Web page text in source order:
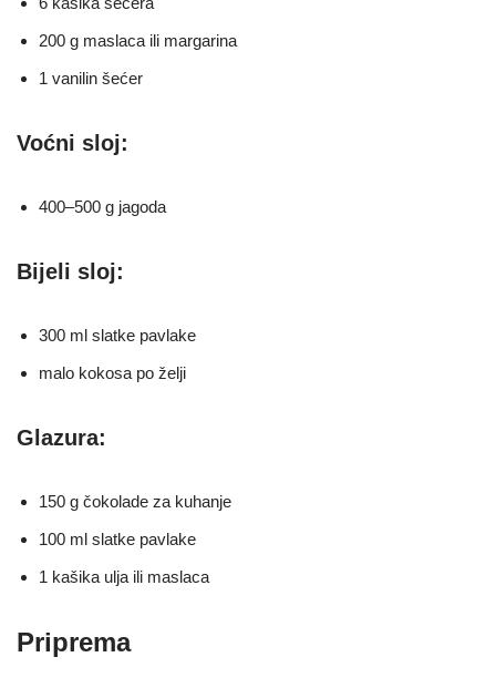
200 g maslaca ili margarina
1 vanilin šećer
Voćni sloj:
400–500 g jagoda
Bijeli sloj:
300 ml slatke pavlake
malo kokosa po želji
Glazura:
150 g čokolade za kuhanje
100 ml slatke pavlake
1 kašika ulja ili maslaca
Priprema